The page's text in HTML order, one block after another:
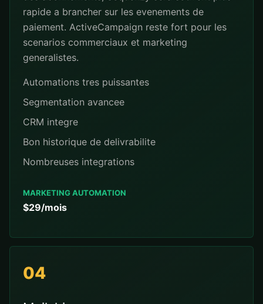
rapide a brancher sur les evenements de
paiement. ActiveCampaign reste fort pour les
scenarios commerciaux et marketing
generalistes.
Automations tres puissantes
Segmentation avancee
CRM integre
Bon historique de delivrabilite
Nombreuses integrations
MARKETING AUTOMATION
$29/mois
04